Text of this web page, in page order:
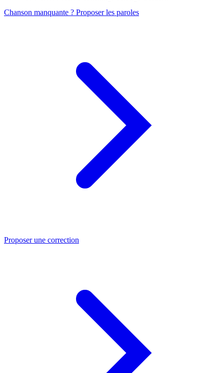
Chanson manquante ? Proposer les paroles
Proposer une correction